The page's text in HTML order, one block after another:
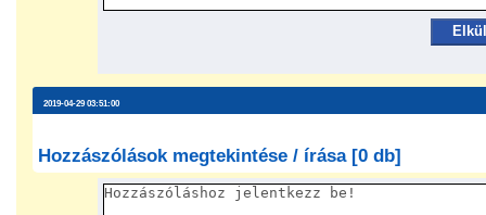
2019-04-29 03:51:00
Hozzászólások megtekintése / írása [0 db]